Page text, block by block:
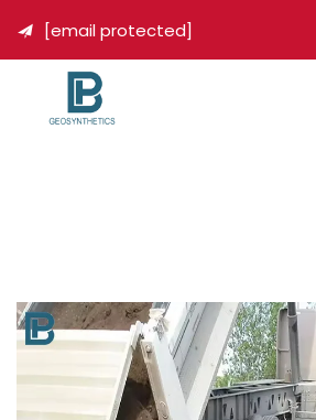
 [email protected]